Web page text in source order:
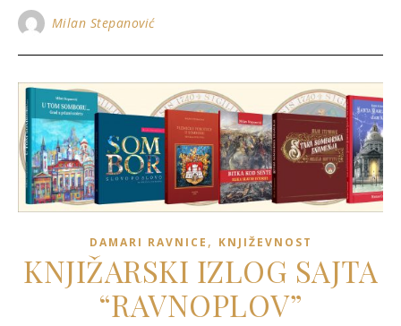
Milan Stepanović
DAMARI RAVNICE , KNJIŽEVNOST
KNJIŽARSKI IZLOG SAJTA
“RAVNOPLOV”